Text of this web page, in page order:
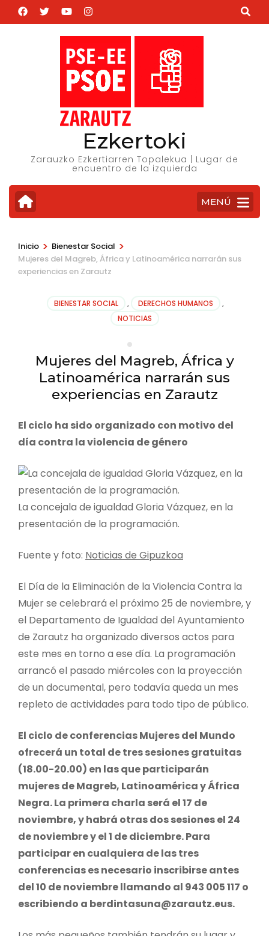
Saltar
al
Ezkertoki
Zarauzko Ezkertiarren Topalekua | Lugar de
encuentro de la izquierda
MENÚ
Inicio > Bienestar Social >
Mujeres del Magreb, África y Latinoamérica narrarán sus
experiencias en Zarautz
BIENESTAR SOCIAL , DERECHOS HUMANOS
,
NOTICIAS
Mujeres del Magreb, África y
Latinoamérica narrarán sus
experiencias en Zarautz
El ciclo ha sido organizado con motivo del
día contra la violencia de género
La concejala de igualdad Gloria Vázquez, en la
presentación de la programación.
Fuente y foto: Noticias de Gipuzkoa
El Día de la Eliminación de la Violencia Contra la
Mujer se celebrará el próximo 25 de noviembre, y
el Departamento de Igualdad del Ayuntamiento
de Zarautz ha organizado diversos actos para
este mes en torno a ese día. La programación
arrancó el pasado miércoles con la proyección
de un documental, pero todavía queda un mes
repleto de actividades para todo tipo de público.
El ciclo de conferencias Mujeres del Mundo
ofrecerá un total de tres sesiones gratuitas
(18.00-20.00) en las que participarán
mujeres de Magreb, Latinoamérica y África
Negra. La primera charla será el 17 de
noviembre, y habrá otras dos sesiones el 24
de noviembre y el 1 de diciembre. Para
participar en cualquiera de las tres
conferencias es necesario inscribirse antes
del 10 de noviembre llamando al 943 005 117 o
escribiendo a berdintasuna@zarautz.eus.